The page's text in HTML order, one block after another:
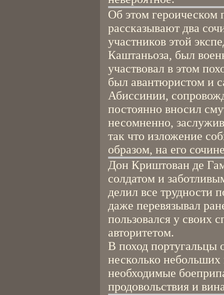
Об этом героическом
рассказывают два
участников этой
Каштаньоза, был
участвовал в этом
был авантюристом и
Абиссинии,
постоянно вносил
несомненно,
так что изложение
образом, на его
Дон Криштован де
солдатом и
делил все трудности
даже перевязывал
пользовался у своих
авторитетом.
В поход португальцы
несколько
необходимые
продовольствия и